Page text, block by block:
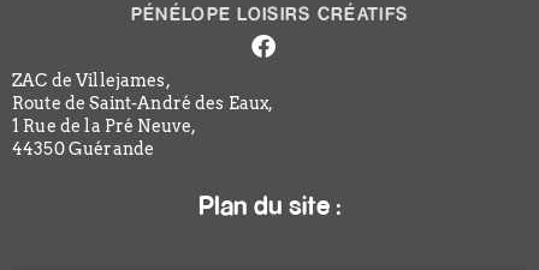
PÉNÉLOPE LOISIRS CRÉATIFS
Facebook-
f
ZAC de Villejames,
Route de Saint-André des Eaux,
1 Rue de la Pré Neuve,
44350 Guérande
Plan du site :